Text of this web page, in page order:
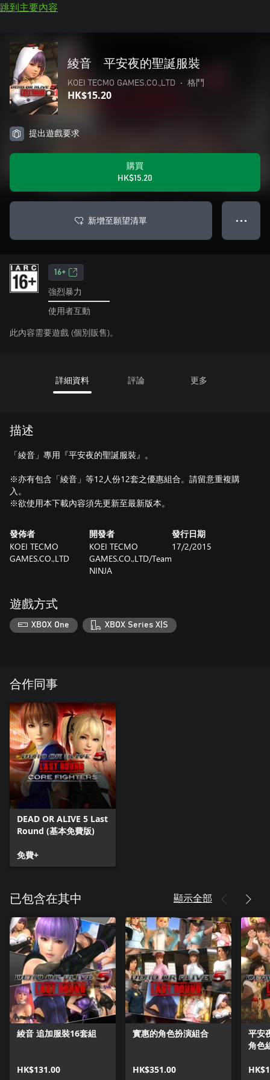
跳到主要內容
綾音 平安夜的聖誕服裝
KOEI TECMO GAMES.CO.,LTD • 格鬥
HK$15.20
提出遊戲要求
購買
HK$15.20
新增至願望清單 ● ● ●
16+
強烈暴力
使用者互動
此內容需要遊戲 (個別販售)。
詳細資料 評論 更多
描述
「綾音」專用『平安夜的聖誕服裝』。
※亦有包含「綾音」等12人份12套之優惠組合。請留意重複購
入。
※欲使用本下載內容須先更新至最新版本。
發佈者
KOEI TECMO
GAMES.CO.,LTD
開發者
KOEI TECMO
GAMES.CO.,LTD/Team
NINJA
發行日期
17/2/2015
遊戲方式
XBOX One XBOX Series X|S
合作同事
DEAD OR ALIVE 5 Last
Round (基本免費版)
免費+
已包含在其中 顯示全部
綾音 追加服裝16套組
HK$131.00
實惠的角色扮演組合
HK$351.00
平安
角色